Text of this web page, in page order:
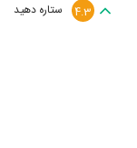
ستاره دهید 4.3